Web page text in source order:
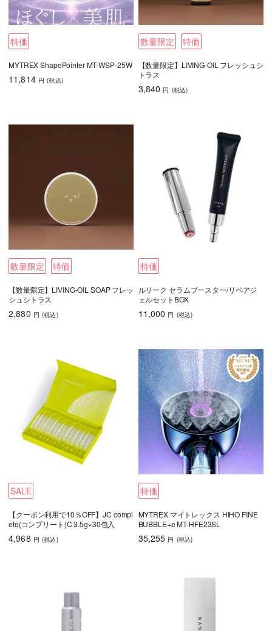
特価
MYTREX ShapePointer MT-WSP-25W
11,814 円 (税込)
数量限定 特価
【数量限定】LIVING-OIL フレッシュシ
トラス
3,840 円 (税込)
数量限定 特価
【数量限定】LIVING-OIL SOAP フレッ
シュシトラス
2,880 円 (税込)
特価
ルリーク セラムブースター/リペアジ
ェルセットBOX
11,000 円 (税込)
SALE
【クーポン利用で10％OFF】JC compl
ete(コンプリート)C 3.5g×30包入
4,968 円 (税込)
特価
MYTREX マイトレックス HIHO FINE
BUBBLE+e MT-HFE23SL
35,255 円 (税込)